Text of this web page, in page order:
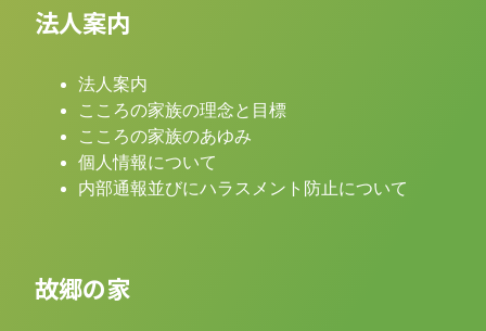
法人案内
法人案内
こころの家族の理念と目標
こころの家族のあゆみ
個人情報について
内部通報並びにハラスメント防止について
故郷の家